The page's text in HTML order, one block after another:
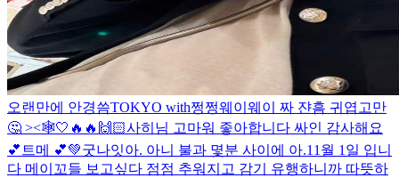
오랜만에 안경씀TOKYO with쩡쩡웨이웨이 짜 쟌흠 귀엽고만
🤔 ><🕸️🤍 🔥🔥 🙌🏻사히님 고마워 좋아합니다 싸인 감사해요
💕 트메 💕💚굿나잇아. 아니 불과 몇분 사이에 아.11월 1일 입니
다 메이꼬들 보고싶다 점점 추워지고 감기 유행하니까 따뜻하